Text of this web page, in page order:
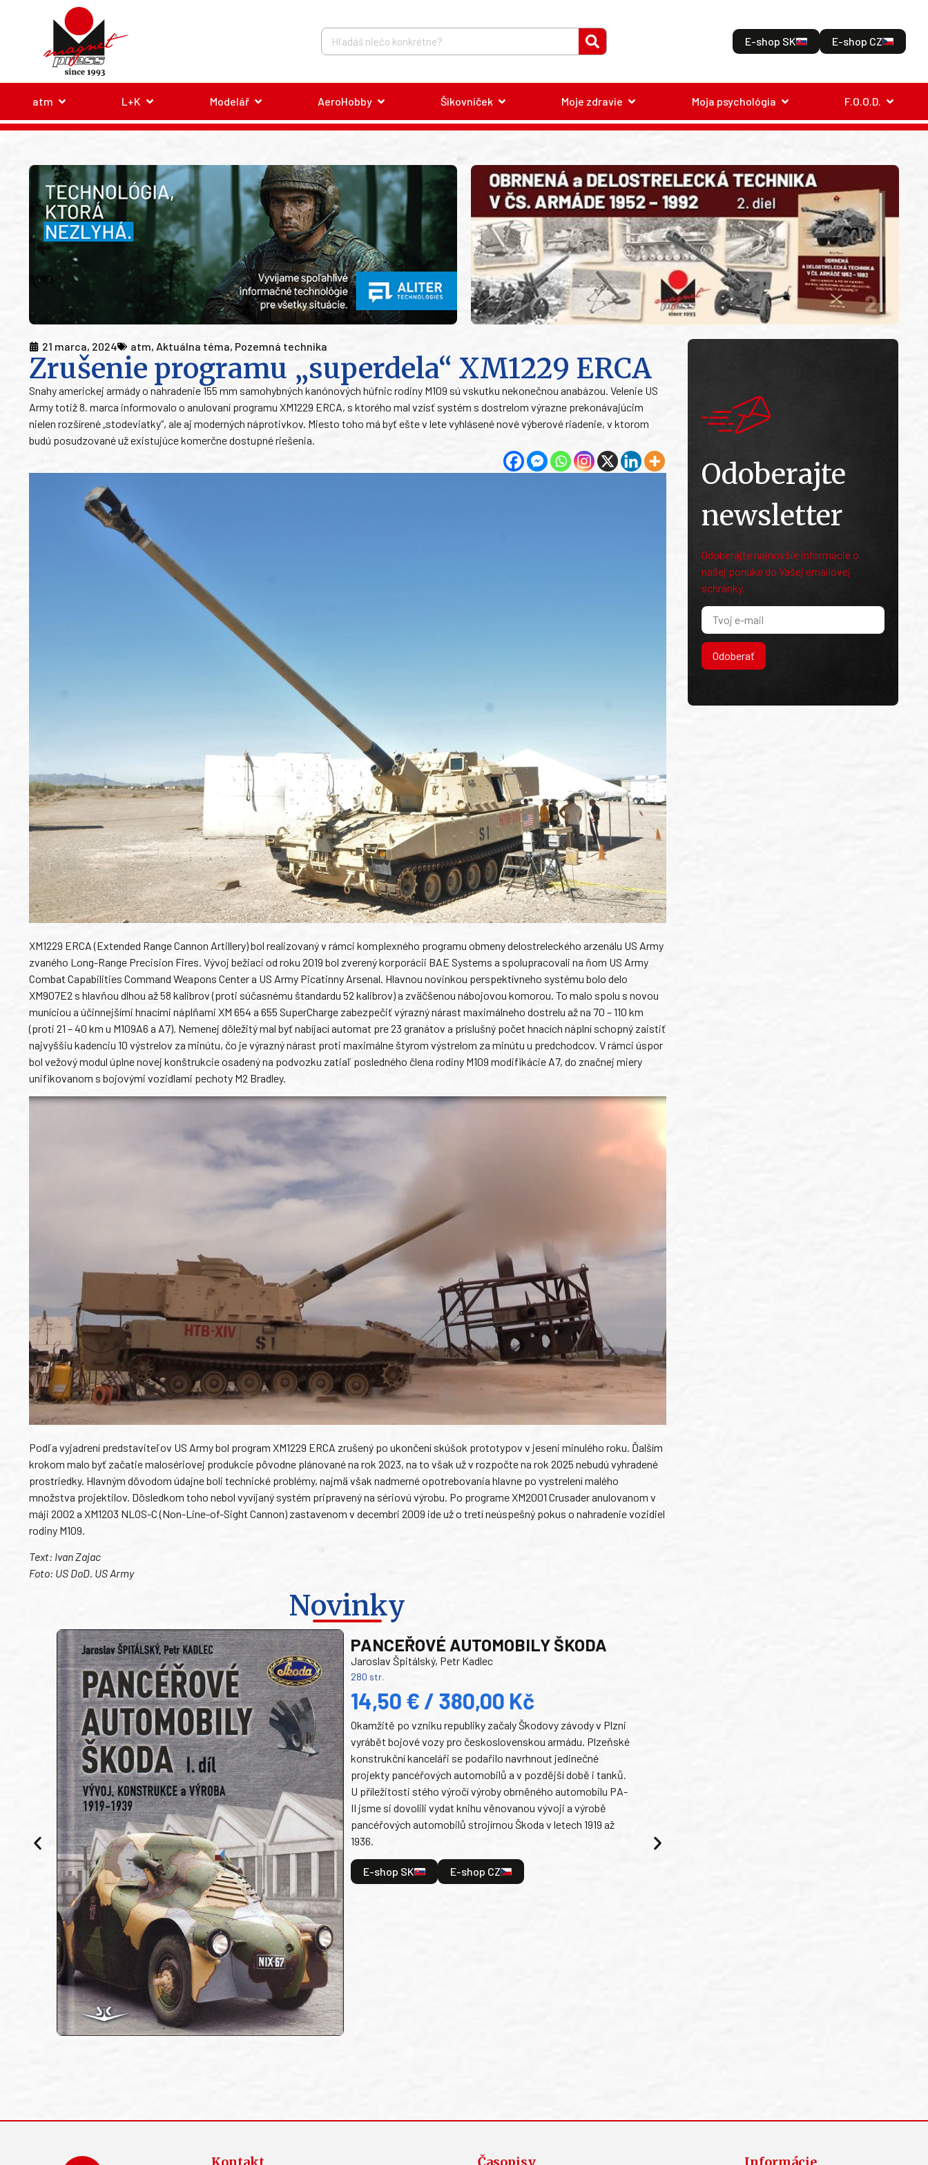
E-shop SK E-shop CZ
atm L+K Modelář AeroHobby Šikovníček Moje zdravie Moja psychológia F.O.O.D.
21 marca, 2024 atm, Aktuálna téma, Pozemná technika
Zrušenie programu „superdela“ XM1229 ERCA
Snahy americkej armády o nahradenie 155 mm samohybných kanónových húfnic rodiny M109 sú vskutku nekonečnou anabázou. Velenie US
Army totiž 8. marca informovalo o anulovaní programu XM1229 ERCA, s ktorého mal vzísť systém s dostrelom výrazne prekonávajúcim
nielen rozšírené „stodeviatky“, ale aj moderných náprotivkov. Miesto toho má byť ešte v lete vyhlásené nové výberové riadenie, v ktorom
budú posudzované už existujúce komerčne dostupné riešenia.
XM1229 ERCA (Extended Range Cannon Artillery) bol realizovaný v rámci komplexného programu obmeny delostreleckého arzenálu US Army
zvaného Long-Range Precision Fires. Vývoj bežiaci od roku 2019 bol zverený korporácii BAE Systems a spolupracovali na ňom US Army
Combat Capabilities Command Weapons Center a US Army Picatinny Arsenal. Hlavnou novinkou perspektívneho systému bolo delo
XM907E2 s hlavňou dlhou až 58 kalibrov (proti súčasnému štandardu 52 kalibrov) a zväčšenou nábojovou komorou. To malo spolu s novou
muníciou a účinnejšími hnacími náplňami XM 654 a 655 SuperCharge zabezpečiť výrazný nárast maximálneho dostrelu až na 70 – 110 km
(proti 21 – 40 km u M109A6 a A7). Nemenej dôležitý mal byť nabíjací automat pre 23 granátov a príslušný počet hnacích náplní schopný zaistiť
najvyššiu kadenciu 10 výstrelov za minútu, čo je výrazný nárast proti maximálne štyrom výstrelom za minútu u predchodcov. V rámci úspor
bol vežový modul úplne novej konštrukcie osadený na podvozku zatiaľ posledného člena rodiny M109 modifikácie A7, do značnej miery
unifikovanom s bojovými vozidlami pechoty M2 Bradley.
Podľa vyjadrení predstaviteľov US Army bol program XM1229 ERCA zrušený po ukončení skúšok prototypov v jeseni minulého roku. Ďalším
krokom malo byť začatie malosériovej produkcie pôvodne plánované na rok 2023, na to však už v rozpočte na rok 2025 nebudú vyhradené
prostriedky. Hlavným dôvodom údajne boli technické problémy, najmä však nadmerné opotrebovania hlavne po vystrelení malého
množstva projektilov. Dôsledkom toho nebol vyvíjaný systém pripravený na sériovú výrobu. Po programe XM2001 Crusader anulovanom v
máji 2002 a XM1203 NLOS-C (Non-Line-of-Sight Cannon) zastavenom v decembri 2009 ide už o tretí neúspešný pokus o nahradenie vozidiel
rodiny M109.
Text: Ivan Zajac
Foto: US DoD. US Army
Novinky
PANCEŘOVÉ AUTOMOBILY ŠKODA
Jaroslav Špitálský, Petr Kadlec
280 str.
14,50 € / 380,00 Kč
Okamžitě po vzniku republiky začaly Škodovy závody v Plzni
vyrábět bojové vozy pro československou armádu. Plzeňské
konstrukční kanceláři se podařilo navrhnout jedinečné
projekty pancéřových automobilů a v pozdější době i tanků.
U příležitosti stého výročí výroby obrněného automobilu PA-
II jsme si dovolili vydat knihu věnovanou vývoji a výrobě
pancéřových automobilů strojírnou Škoda v letech 1919 až
1936.
E-shop SK E-shop CZ
Odoberajte
newsletter
Odoberajte najnovšie informácie o
našej ponuke do Vašej emailovej
schránky.
Odoberať